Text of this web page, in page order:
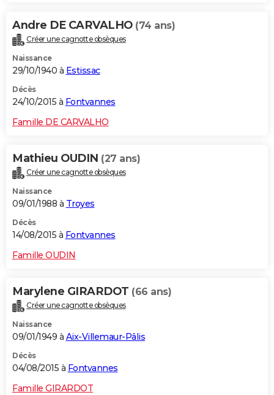
Andre DE CARVALHO (74 ans)
Créer une cagnotte obsèques
Naissance
29/10/1940 à Estissac
Décès
24/10/2015 à Fontvannes
Famille DE CARVALHO
Mathieu OUDIN (27 ans)
Créer une cagnotte obsèques
Naissance
09/01/1988 à Troyes
Décès
14/08/2015 à Fontvannes
Famille OUDIN
Marylene GIRARDOT (66 ans)
Créer une cagnotte obsèques
Naissance
09/01/1949 à Aix-Villemaur-Pâlis
Décès
04/08/2015 à Fontvannes
Famille GIRARDOT